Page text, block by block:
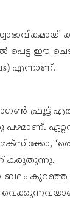
പെട്ട ഈ
എന്നാണ്.
ഫ്രൂട്ട്
പഴമാണ്.
കരുതുന്നു.
ബലം